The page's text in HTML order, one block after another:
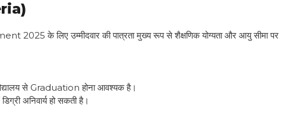
के लिए उम्मीदवार की पात्रता मुख्य रूप से शैक्षणिक योग्यता और आयु सीमा पर
से Graduation होना आवश्यक है।
अनिवार्य हो सकती है।